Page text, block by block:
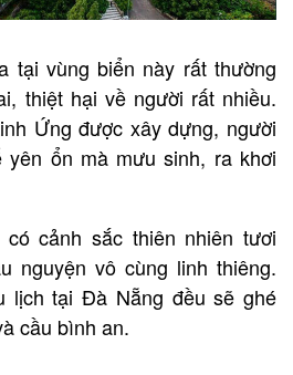
tại vùng biển này rất thường
thiệt hại về người rất nhiều.
Ứng được xây dựng, người
ổn mà mưu sinh, ra khơi
cảnh sắc thiên nhiên tươi
nguyện vô cùng linh thiêng.
lịch tại Đà Nẵng đều sẽ ghé
cầu bình an.